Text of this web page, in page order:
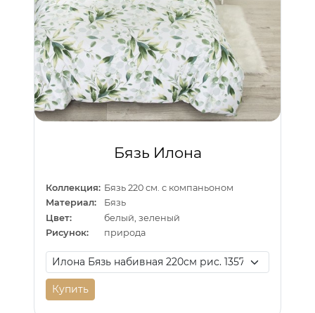
Бязь Илона
Коллекция: Бязь 220 см. с компаньоном
Материал:
Бязь
Цвет:
белый, зеленый
Рисунок:
природа
Купить